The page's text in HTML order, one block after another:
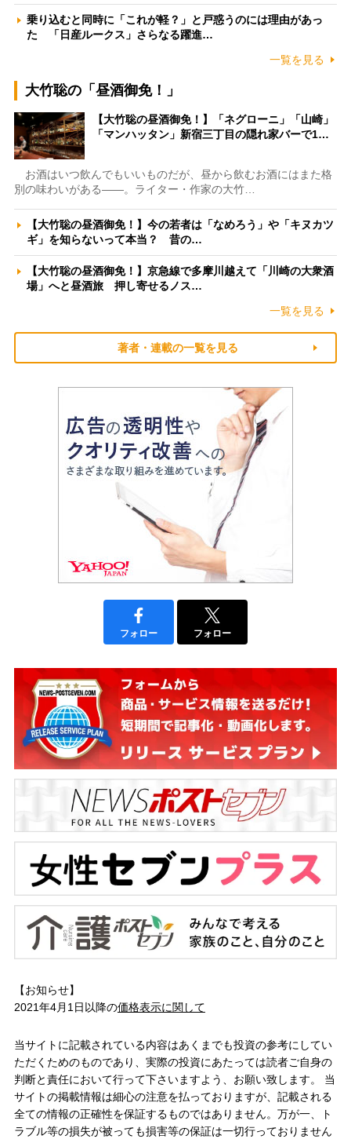
乗り込むと同時に「これが軽？」と戸惑うのには理由があっ
た 「日産ルークス」さらなる躍進…
一覧を見る
大竹聡の「昼酒御免！」
【大竹聡の昼酒御免！】「ネグローニ」「山崎」
「マンハッタン」新宿三丁目の隠れ家バーで1…
お酒はいつ飲んでもいいものだが、昼から飲むお酒にはまた格
別の味わいがある――。ライター・作家の大竹…
【大竹聡の昼酒御免！】今の若者は「なめろう」や「キヌカツ
ギ」を知らないって本当？ 昔の…
【大竹聡の昼酒御免！】京急線で多摩川越えて「川崎の大衆酒
場」へと昼酒旅 押し寄せるノス…
一覧を見る
著者・連載の一覧を見る
フォロー フォロー
【お知らせ】
2021年4月1日以降の価格表示に関して
当サイトに記載されている内容はあくまでも投資の参考にしてい
ただくためのものであり、実際の投資にあたっては読者ご自身の
判断と責任において行って下さいますよう、お願い致します。 当
サイトの掲載情報は細心の注意を払っておりますが、記載される
全ての情報の正確性を保証するものではありません。万が一、ト
ラブル等の損失が被っても損害等の保証は一切行っておりません